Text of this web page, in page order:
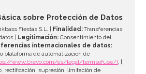
AÑADIR
sobre Protección de Datos
Fiestas S.L. | Finalidad: Transferencias
|
Legitimación: Consentimiento del
internacionales de datos:
plataforma de automatización de
www.brevo.com/es/legal/termsofuse/). |
rectificación, supresión, limitación de